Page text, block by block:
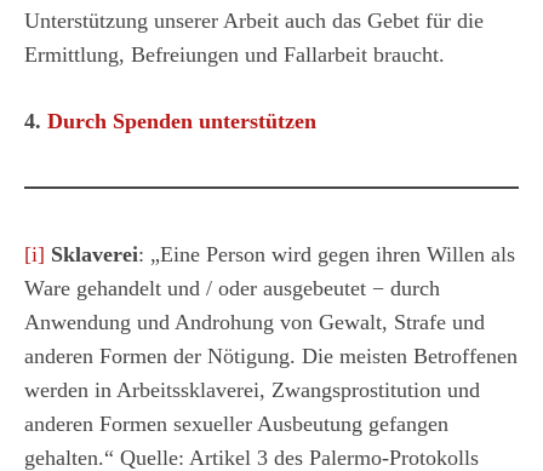
Unterstützung unserer Arbeit auch das Gebet für die
Ermittlung, Befreiungen und Fallarbeit braucht.
4. Durch Spenden unterstützen
[i] Sklaverei: „Eine Person wird gegen ihren Willen als
Ware gehandelt und / oder ausgebeutet − durch
Anwendung und Androhung von Gewalt, Strafe und
anderen Formen der Nötigung. Die meisten Betroffenen
werden in Arbeitssklaverei, Zwangsprostitution und
anderen Formen sexueller Ausbeutung gefangen
gehalten.“ Quelle: Artikel 3 des Palermo-Protokolls